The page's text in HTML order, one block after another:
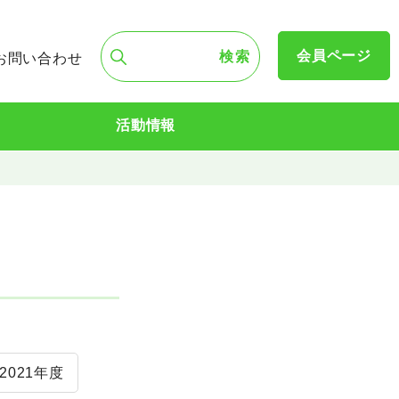
問い合わせ 会員ページ
活動情報
2021年度